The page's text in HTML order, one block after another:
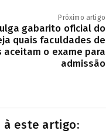
Próximo artigo
gabarito oficial do
quais faculdades de
aceitam o exame para
admissão
à este artigo: